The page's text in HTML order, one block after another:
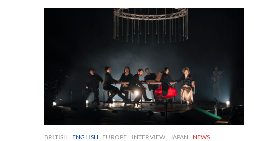
BRITISH ENGLISH EUROPE INTERVIEW JAPAN NEWS